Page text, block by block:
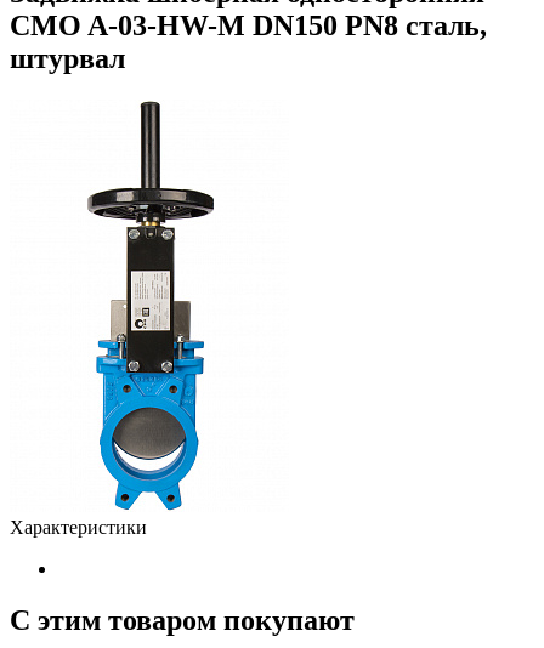
CMO A-03-HW-M DN150 PN8 сталь,
штурвал
Характеристики
С этим товаром покупают